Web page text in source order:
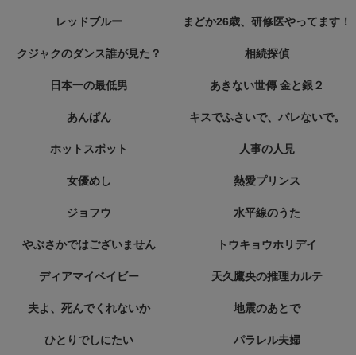
レッドブルー まどか26歳、研修医やってます！
クジャクのダンス誰が見た？ 相続探偵
日本一の最低男 あきない世傳 金と銀２
あんぱん キスでふさいで、バレないで。
ホットスポット 人事の人見
女優めし 熱愛プリンス
ジョフウ 水平線のうた
やぶさかではございません トウキョウホリデイ
ディアマイベイビー 天久鷹央の推理カルテ
夫よ、死んでくれないか 地震のあとで
ひとりでしにたい パラレル夫婦